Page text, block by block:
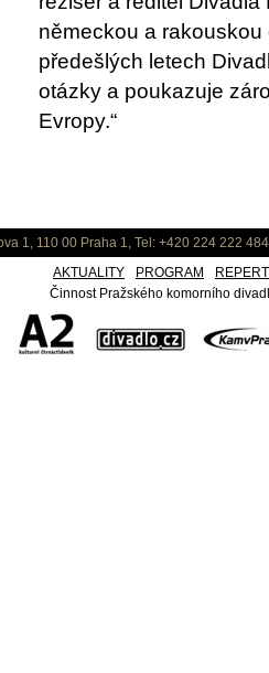
německou a
předešlých letech
otázky a poukazuje
Evropy.“
1, 110 00 Praha 1, Tel: +420 224 222
AKTUALITY
PROGRAM
Činnost Pražského komorního